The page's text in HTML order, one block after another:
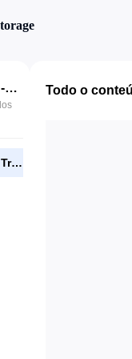
A Arte da Negociação - Donald Trump.mp3
A Arte da Negociação - Donald Trump.mp3
Todo o